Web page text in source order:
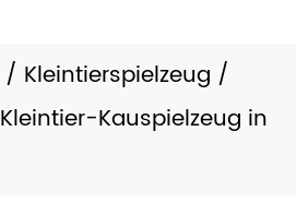
/ Kleintierspielzeug /
Kleintier-Kauspielzeug in